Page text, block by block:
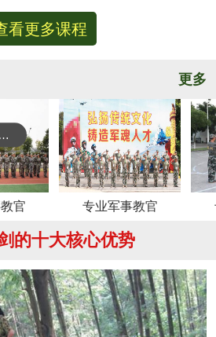
看更多课程
更多
专业军事教官 专业军
的十大核心优势
可以介绍下你们的产品么？